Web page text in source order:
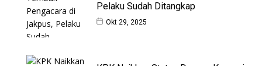
Pelaku Sudah Ditangkap
Okt 29, 2025